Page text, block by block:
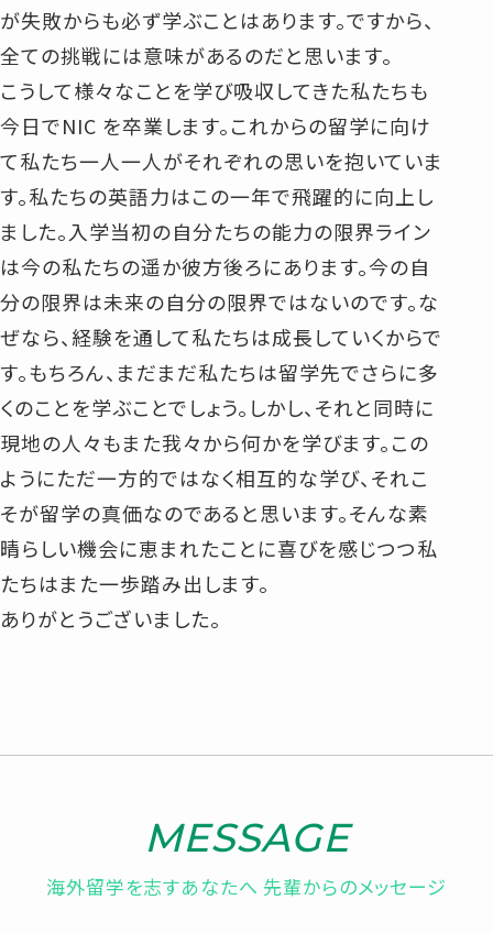
が失敗からも必ず学ぶことはあります。ですから、
全ての挑戦には意味があるのだと思います。
こうして様々なことを学び吸収してきた私たちも
今日でNIC を卒業します。これからの留学に向け
て私たち一人一人がそれぞれの思いを抱いていま
す。私たちの英語力はこの一年で飛躍的に向上し
ました。入学当初の自分たちの能力の限界ライン
は今の私たちの遥か彼方後ろにあります。今の自
分の限界は未来の自分の限界ではないのです。な
ぜなら、経験を通して私たちは成長していくからで
す。もちろん、まだまだ私たちは留学先でさらに多
くのことを学ぶことでしょう。しかし、それと同時に
現地の人々もまた我々から何かを学びます。この
ようにただ一方的ではなく相互的な学び、それこ
そが留学の真価なのであると思います。そんな素
晴らしい機会に恵まれたことに喜びを感じつつ私
たちはまた一歩踏み出します。
ありがとうございました。
MESSAGE
海外留学を志すあなたへ 先輩からのメッセージ